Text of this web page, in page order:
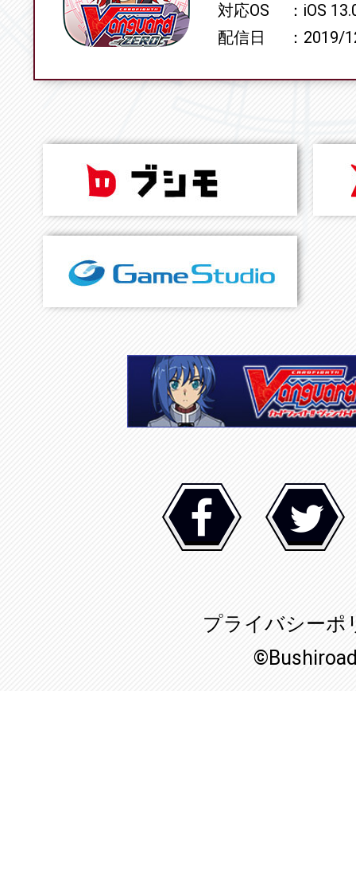
対応OS
iOS
配信日
2019/
プライバシーポ